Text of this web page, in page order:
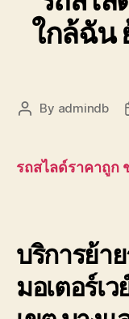
ใกล้ฉัน
Post
By admindb
รถสไลด์ราคาถูก
บริการย้า
มอเตอร์เ